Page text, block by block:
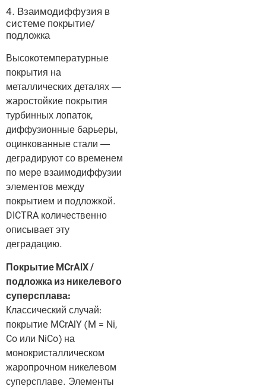
4. Взаимодиффузия в
системе покрытие/
подложка
Высокотемпературные
покрытия на
металлических деталях —
жаростойкие покрытия
турбинных лопаток,
диффузионные барьеры,
оцинкованные стали —
деградируют со временем
по мере взаимодиффузии
элементов между
покрытием и подложкой.
DICTRA количественно
описывает эту
деградацию.
Покрытие MCrAlX /
подложка из никелевого
суперсплава:
Классический случай:
покрытие MCrAlY (M = Ni,
Co или NiCo) на
монокристаллическом
жаропрочном никелевом
суперсплаве. Элементы